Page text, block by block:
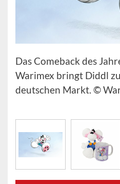
Das Comeback des
Warimex bringt Diddl
deutschen Markt. ©